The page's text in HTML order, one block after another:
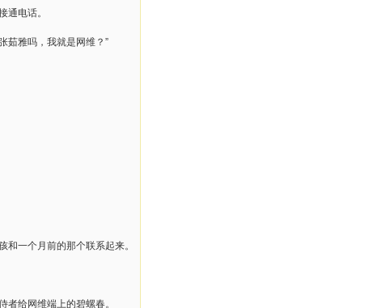
通电话。
茹雅吗，我就是网维？”
一个月前的那个联系起来。
给网维端上的碧螺春。